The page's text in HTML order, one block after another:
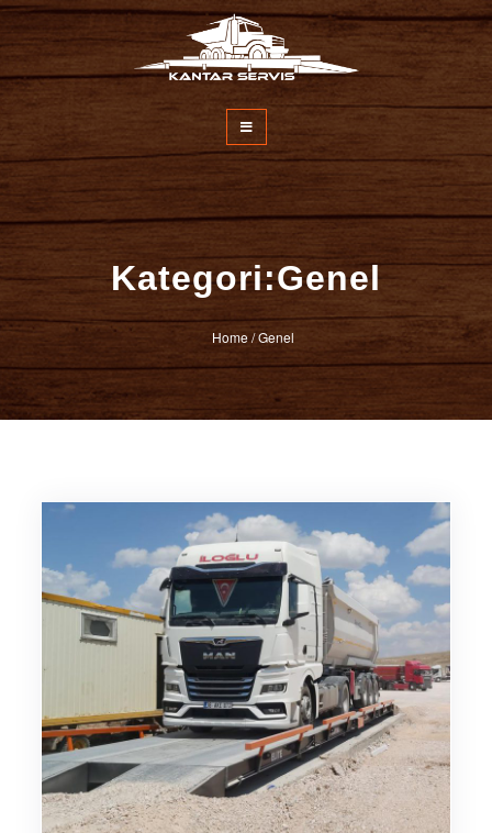
İçeriğe
atla
Kantar Servisi
Kategori:Genel
Home/Genel